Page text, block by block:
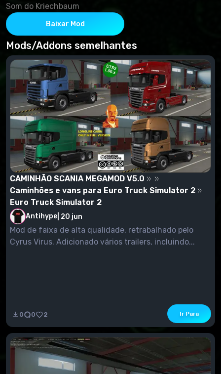
Som do Kriechbaum
Baixar Mod
Mods/Addons semelhantes
CAMINHÃO SCANIA MEGAMOD V5.0
Caminhões e vans para Euro Truck Simulator 2
Euro Truck Simulator 2
Antihype 20 jun
Mod de faixa de alta qualidade, retrabalhado pelo
Cyrus Virus. Adicionado vários trailers, incluindo...
0 0 2 Ir Para